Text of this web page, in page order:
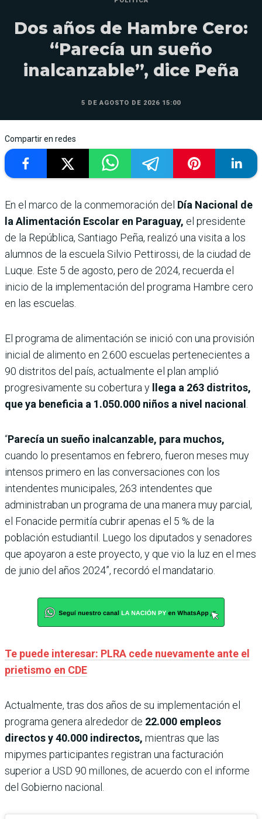
Dos años de Hambre Cero:
“Parecía un sueño
inalcanzable”, dice Peña
5 DE AGOSTO DE 2026 15:00
Compartir en redes
En el marco de la conmemoración del Día Nacional de
la Alimentación Escolar en Paraguay, el presidente
de la República, Santiago Peña, realizó una visita a los
alumnos de la escuela Silvio Pettirossi, de la ciudad de
Luque. Este 5 de agosto, pero de 2024, recuerda el
inicio de la implementación del programa Hambre cero
en las escuelas.
El programa de alimentación se inició con una provisión
inicial de alimento en 2.600 escuelas pertenecientes a
90 distritos del país, actualmente el plan amplió
progresivamente su cobertura y llega a 263 distritos,
que ya beneficia a 1.050.000 niños a nivel nacional
“Parecía un sueño inalcanzable, para muchos,
cuando lo presentamos en febrero, fueron meses muy
intensos primero en las conversaciones con los
intendentes municipales, 263 intendentes que
administraban un programa de una manera muy parcial,
el Fonacide permitía cubrir apenas el 5 % de la
población estudiantil. Luego los diputados y senadores
que apoyaron a este proyecto, y que vio la luz en el mes
de junio del años 2024”, recordó el mandatario.
Te puede interesar: PLRA cede nuevamente ante el
prietismo en CDE
Actualmente, tras dos años de su implementación el
programa genera alrededor de 22.000 empleos
directos y 40.000 indirectos, mientras que las
mipymes participantes registran una facturación
superior a USD 90 millones, de acuerdo con el informe
del Gobierno nacional.